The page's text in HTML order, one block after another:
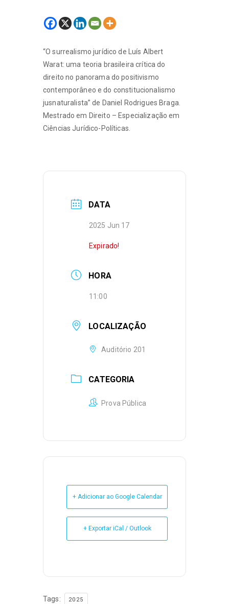
“O surrealismo jurídico de Luís Albert
Warat: uma teoria brasileira crítica do
direito no panorama do positivismo
contemporâneo e do constitucionalismo
jusnaturalista” de Daniel Rodrigues Braga.
Mestrado em Direito – Especialização em
Ciências Jurídico-Políticas.
DATA
2025 Jun 17
Expirado!
HORA
11:00
LOCALIZAÇÃO
Auditório 201
CATEGORIA
Prova Pública
+ Adicionar ao Google Calendar
+ Exportar iCal / Outlook
Tags: 2025